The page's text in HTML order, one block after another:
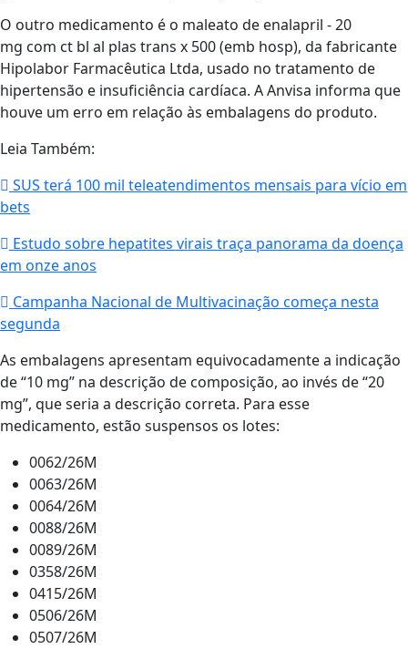
O outro medicamento é o maleato de enalapril - 20
mg com ct bl al plas trans x 500 (emb hosp), da fabricante
Hipolabor Farmacêutica Ltda, usado no tratamento de
hipertensão e insuficiência cardíaca. A Anvisa informa que
houve um erro em relação às embalagens do produto.
Leia Também:
SUS terá 100 mil teleatendimentos mensais para vício em
bets
Estudo sobre hepatites virais traça panorama da doença
em onze anos
Campanha Nacional de Multivacinação começa nesta
segunda
As embalagens apresentam equivocadamente a indicação
de “10 mg” na descrição de composição, ao invés de “20
mg”, que seria a descrição correta. Para esse
medicamento, estão suspensos os lotes:
0062/26M
0063/26M
0064/26M
0088/26M
0089/26M
0358/26M
0415/26M
0506/26M
0507/26M